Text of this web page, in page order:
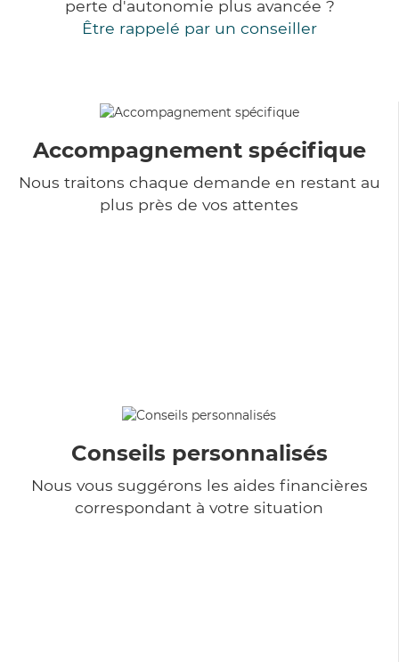
perte d'autonomie plus avancée ?
Être rappelé par un conseiller
Accompagnement spécifique
Nous traitons chaque demande en restant au
plus près de vos attentes
Conseils personnalisés
Nous vous suggérons les aides financières
correspondant à votre situation